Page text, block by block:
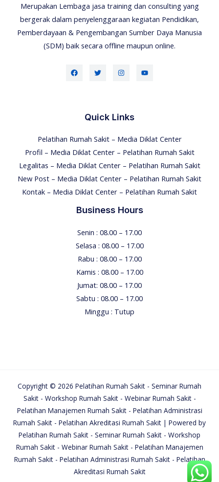
Merupakan Lembaga jasa training dan consulting yang
bergerak dalam penyelenggaraan kegiatan Pendidikan,
Pemberdayaan & Pengembangan Sumber Daya Manusia
(SDM) baik secara offline maupun online.
Quick Links
Pelatihan Rumah Sakit – Media Diklat Center
Profil – Media Diklat Center – Pelatihan Rumah Sakit
Legalitas – Media Diklat Center – Pelatihan Rumah Sakit
New Post – Media Diklat Center – Pelatihan Rumah Sakit
Kontak – Media Diklat Center – Pelatihan Rumah Sakit
Business Hours
Senin : 08.00 – 17.00
Selasa : 08.00 – 17.00
Rabu : 08.00 – 17.00
Kamis : 08.00 – 17.00
Jumat: 08.00 – 17.00
Sabtu : 08.00 – 17.00
Minggu : Tutup
Copyright © 2026 Pelatihan Rumah Sakit - Seminar Rumah
Sakit - Workshop Rumah Sakit - Webinar Rumah Sakit -
Pelatihan Manajemen Rumah Sakit - Pelatihan Administrasi
Rumah Sakit - Pelatihan Akreditasi Rumah Sakit | Powered by
Pelatihan Rumah Sakit - Seminar Rumah Sakit - Workshop
Rumah Sakit - Webinar Rumah Sakit - Pelatihan Manajemen
Rumah Sakit - Pelatihan Administrasi Rumah Sakit - Pelatihan
Akreditasi Rumah Sakit